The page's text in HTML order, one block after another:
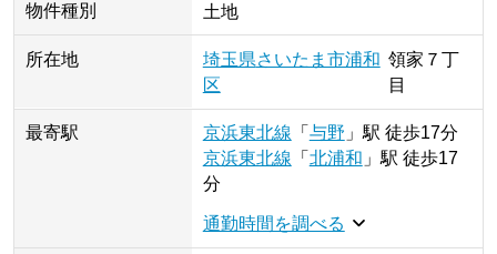
物件種別
土地
所在地 埼玉県さいたま市浦和
区
領家 ７丁
目
最寄駅 京浜東北線 「 与野 」 駅 徒歩17分
京浜東北線 「 北浦和 」 駅 徒歩17
分
通勤時間を調べる